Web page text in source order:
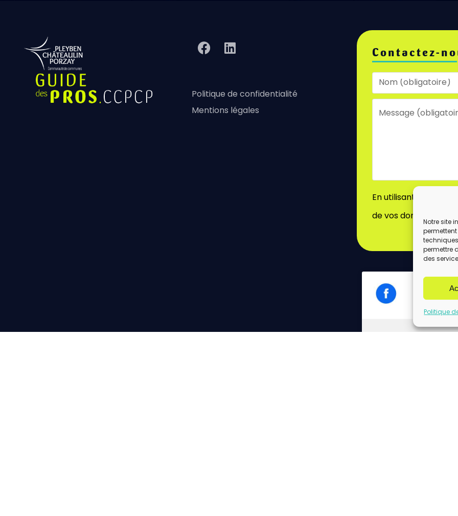
Notre site
permettre
des
Politique
Politique de confidentialité
Mentions légales
Contactez-
En utilisant ce
de vos données par